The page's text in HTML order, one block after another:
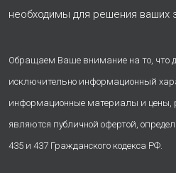
необходимы для решения ваших
Обращаем Ваше внимание на то, что
исключительно информационный
информационные материалы и цены,
являются публичной офертой,
435 и 437 Гражданского кодекса РФ.